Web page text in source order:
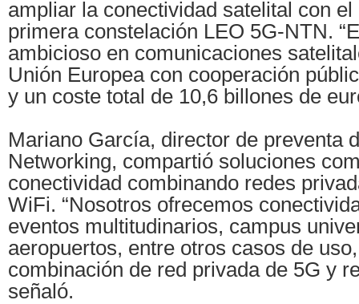
ampliar la conectividad satelital con
primera constelación LEO 5G-NTN.
ambicioso en comunicaciones
Unión Europea con cooperación
y un coste total de 10,6 billones de
Mariano García, director de preventa
Networking, compartió soluciones
conectividad combinando redes
WiFi. “Nosotros ofrecemos
eventos multitudinarios, campus
aeropuertos, entre otros casos de
combinación de red privada de 5G y
señaló.